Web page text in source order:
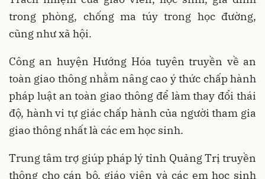
trong phòng, chống ma túy trong học đường,
cũng như xã hội.
Công an huyện Hướng Hóa tuyên truyền về an
toàn giao thông nhằm nâng cao ý thức chấp hành
pháp luật an toàn giao thông để làm thay đổi thái
độ, hành vi tự giác chấp hành của người tham gia
giao thông nhất là các em học sinh.
Trung tâm trợ giúp pháp lý tỉnh Quảng Trị truyền
thông cho cán bộ, giáo viên và các em học sinh